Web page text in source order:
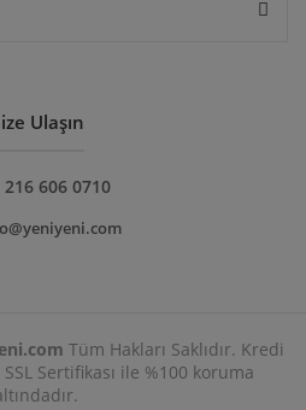
Ulaşın
216 606 0710
Tüm Hakları Saklıdır. Kredi
Sertifikası ile %100 koruma